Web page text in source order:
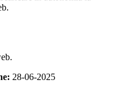
28-06-2025